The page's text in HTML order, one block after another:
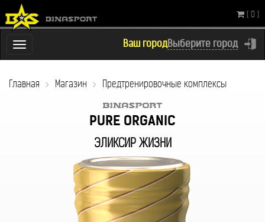
Ваш городВыберите город
( 0 )
Переключатель
навигации
Главная
Магазин Предтренировочные комплексы
PURE ORGANIC
ЭЛИКСИР ЖИЗНИ